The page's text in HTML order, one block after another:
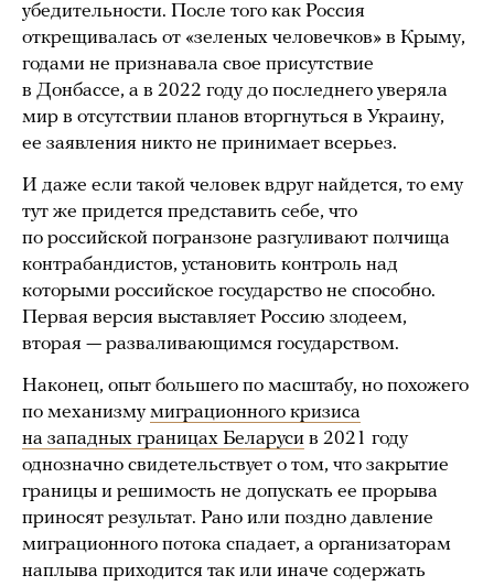
убедительности. После того как Россия
открещивалась от «зеленых человечков» в Крыму,
годами не признавала свое присутствие
в Донбассе, а в 2022 году до последнего уверяла
мир в отсутствии планов вторгнуться в Украину,
ее заявления никто не принимает всерьез.
И даже если такой человек вдруг найдется, то ему
тут же придется представить себе, что
по российской погранзоне разгуливают полчища
контрабандистов, установить контроль над
которыми российское государство не способно.
Первая версия выставляет Россию злодеем,
вторая — разваливающимся государством.
Наконец, опыт большего по масштабу, но похожего
по механизмумиграционного кризиса
на западных границах Беларуси в 2021 году
однозначно свидетельствует о том, что закрытие
границы и решимость не допускать ее прорыва
приносят результат. Рано или поздно давление
миграционного потока спадает, а организаторам
наплыва приходится так или иначе содержать